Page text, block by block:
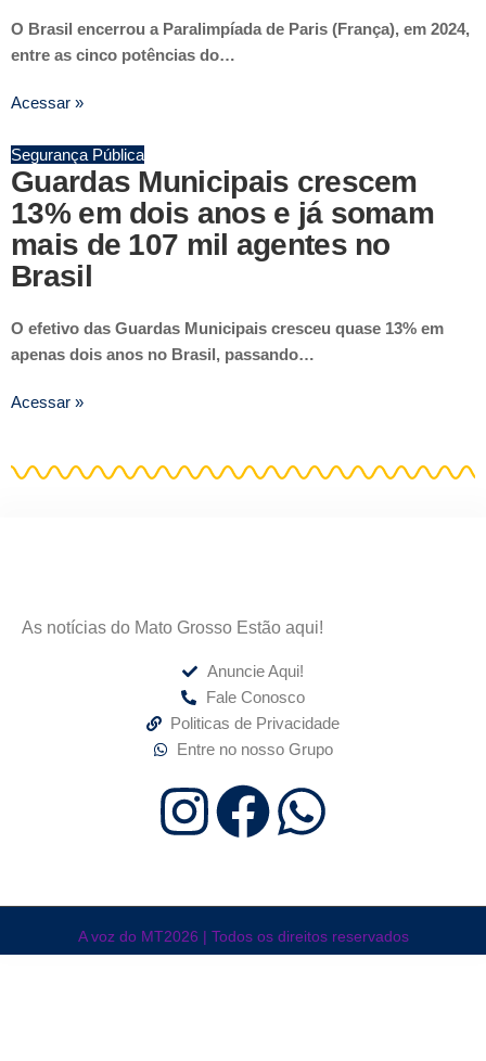
O Brasil encerrou a Paralimpíada de Paris (França), em 2024,
entre as cinco potências do…
Acessar »
Segurança Pública
Guardas Municipais crescem
13% em dois anos e já somam
mais de 107 mil agentes no
Brasil
O efetivo das Guardas Municipais cresceu quase 13% em
apenas dois anos no Brasil, passando…
Acessar »
As notícias do Mato Grosso Estão aqui!
Anuncie Aqui!
Fale Conosco
Politicas de Privacidade
Entre no nosso Grupo
A voz do MT2026 | Todos os direitos reservados